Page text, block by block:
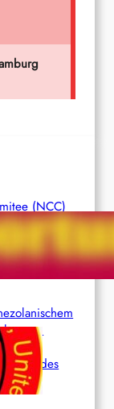
(NCC)
Indiens
des